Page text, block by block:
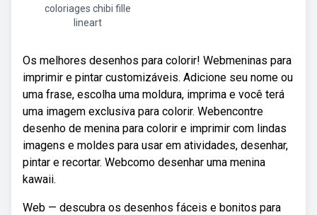
coloriages chibi fille
lineart
Os melhores desenhos para colorir! Webmeninas para
imprimir e pintar customizáveis. Adicione seu nome ou
uma frase, escolha uma moldura, imprima e você terá
uma imagem exclusiva para colorir. Webencontre
desenho de menina para colorir e imprimir com lindas
imagens e moldes para usar em atividades, desenhar,
pintar e recortar. Webcomo desenhar uma menina
kawaii.
Web — descubra os desenhos fáceis e bonitos para